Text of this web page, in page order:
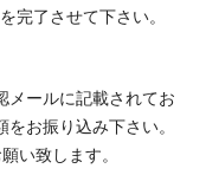
完了させて下さい。
メールに記載されてお
お振り込み下さい。
い致します。